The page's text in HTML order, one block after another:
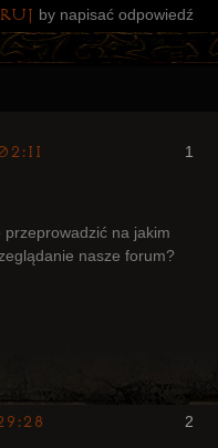
by napisać odpowiedź
1
przeprowadzić na jakim
nasze forum?
2